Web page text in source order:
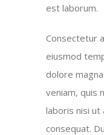
est laborum.
Consectetur
eiusmod
dolore
veniam, quis
laboris nisi ut
consequat.